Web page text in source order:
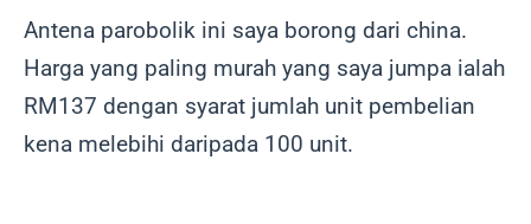
Antena parobolik ini saya borong dari china.
Harga yang paling murah yang saya jumpa ialah
RM137 dengan syarat jumlah unit pembelian
kena melebihi daripada 100 unit.